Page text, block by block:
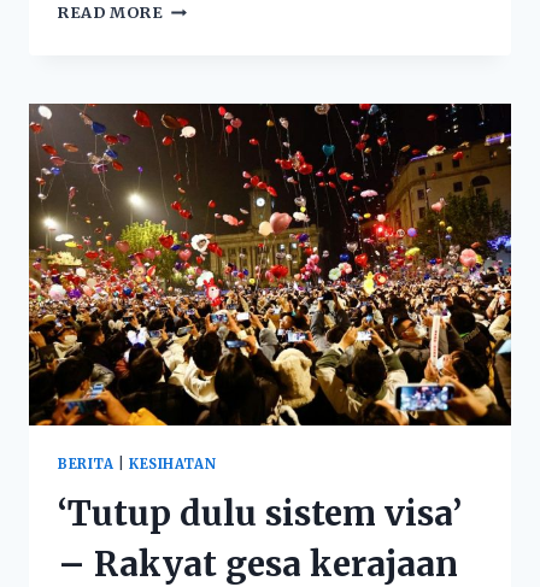
READ MORE
BERITA |KESIHATAN
‘Tutup dulu sistem visa’
– Rakyat gesa kerajaan